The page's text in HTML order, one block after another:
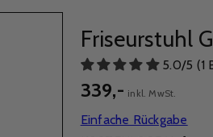
Friseurstuhl
5.0/5 (1
339,- inkl. MwSt.
Einfache Rückgabe